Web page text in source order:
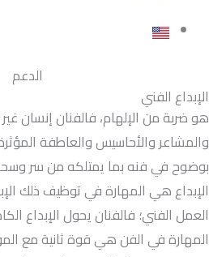
الدعم
الإبداع الفني
هو ضربة من الإلهام، فالفنان إنسان
والمشاعر والأحاسيس والعاطفة
بوضوح في فنه بما يمتلكه من سر
الإبداع هي المهارة في توظيف ذلك
العمل الفني؛ فالفنان يحول الإبداع
المهارة في الفن هي قوة ثانية مع